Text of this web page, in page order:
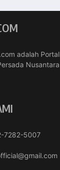
adalah
7282-5007